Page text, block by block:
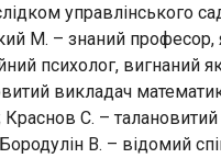
управлінського
М. – знаний професор,
психолог, вигнаний
викладач
Краснов С. –
В. – відомий